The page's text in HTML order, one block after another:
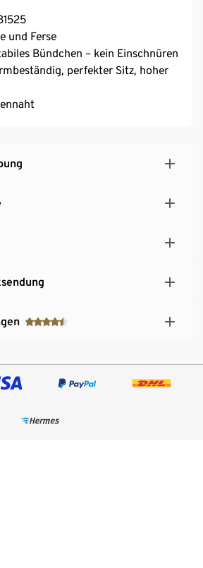
und Ferse
Bündchen – kein Einschnüren
perfekter Sitz, hoher